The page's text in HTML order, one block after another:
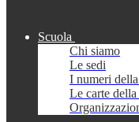
Scuola
Chi siamo
Le sedi
I numeri
Le carte della